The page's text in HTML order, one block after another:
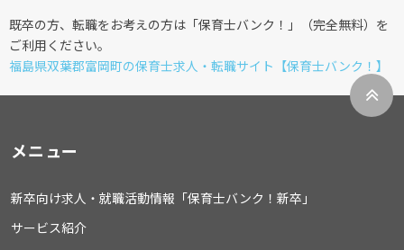
既卒の方、転職をお考えの方は「保育士バンク！」（完全無料）を
ご利用ください。
福島県双葉郡富岡町の保育士求人・転職サイト【保育士バンク！】
メニュー
新卒向け求人・就職活動情報「保育士バンク！新卒」
サービス紹介